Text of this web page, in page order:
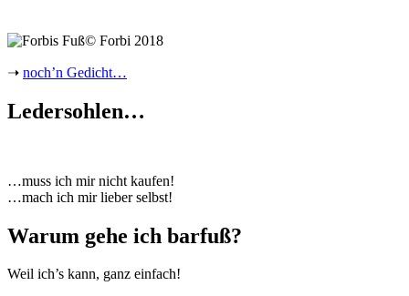
© Forbi 2018
➝ noch’n Gedicht…
Ledersohlen…
…muss ich mir nicht kaufen!
…mach ich mir lieber selbst!
Warum gehe ich barfuß?
Weil ich’s kann, ganz einfach!